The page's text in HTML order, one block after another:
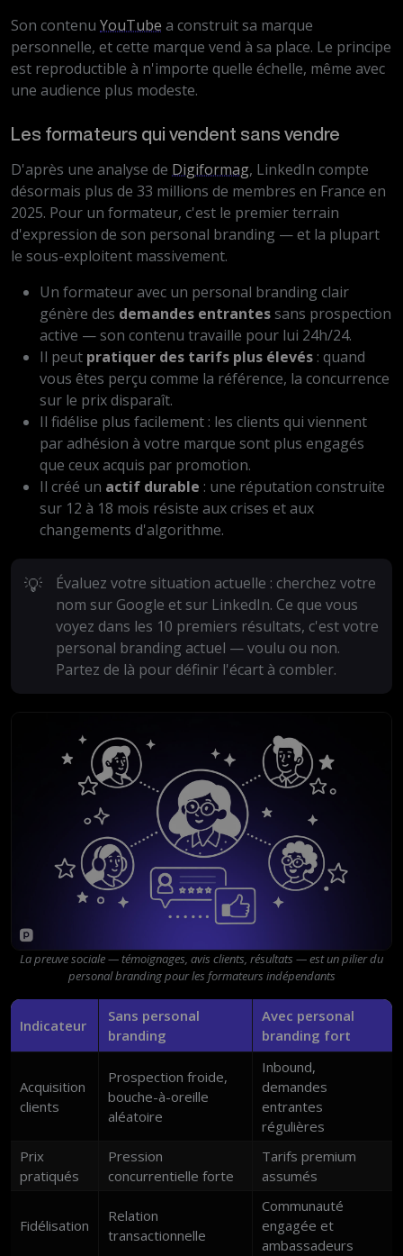
Son contenu YouTube a construit sa marque
personnelle, et cette marque vend à sa place. Le principe
est reproductible à n'importe quelle échelle, même avec
une audience plus modeste.
Les formateurs qui vendent sans vendre
D'après une analyse de Digiformag, LinkedIn compte
désormais plus de 33 millions de membres en France en
2025. Pour un formateur, c'est le premier terrain
d'expression de son personal branding — et la plupart
le sous-exploitent massivement.
Un formateur avec un personal branding clair
génère des demandes entrantessans prospection
active — son contenu travaille pour lui 24h/24.
Il peut pratiquer des tarifs plus élevés : quand
vous êtes perçu comme la référence, la concurrence
sur le prix disparaît.
Il fidélise plus facilement : les clients qui viennent
par adhésion à votre marque sont plus engagés
que ceux acquis par promotion.
Il créé un actif durable : une réputation construite
sur 12 à 18 mois résiste aux crises et aux
changements d'algorithme.
💡
Évaluez votre situation actuelle : cherchez votre
nom sur Google et sur LinkedIn. Ce que vous
voyez dans les 10 premiers résultats, c'est votre
personal branding actuel — voulu ou non.
Partez de là pour définir l'écart à combler.
La preuve sociale — témoignages, avis clients, résultats — est un pilier du
personal branding pour les formateurs indépendants
Indicateur
Sans personal
branding
Avec personal
branding fort
Acquisition
clients
Prospection froide,
bouche-à-oreille
aléatoire
Inbound,
demandes
entrantes
régulières
Prix
pratiqués
Pression
concurrentielle forte
Tarifs premium
assumés
Fidélisation
Relation
transactionnelle
Communauté
engagée et
ambassadeurs